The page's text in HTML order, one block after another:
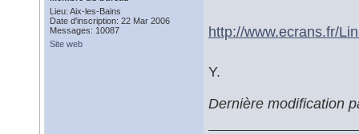
Lieu: Aix-les-Bains
Date d'inscription: 22 Mar 2006
Messages: 10087
Site web
http://www.ecrans.fr/
Y.
Dernière modification